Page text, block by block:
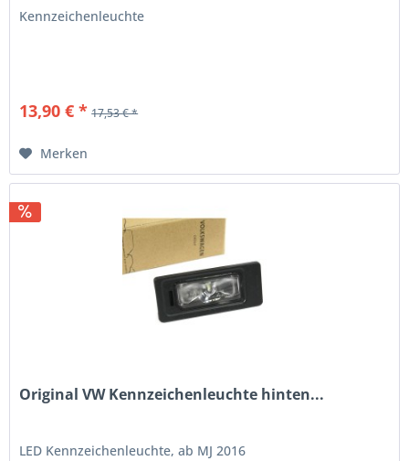
Kennzeichenleuchte
13,90 € * 17,53 € *
Merken
Original VW Kennzeichenleuchte hinten...
LED Kennzeichenleuchte, ab MJ 2016